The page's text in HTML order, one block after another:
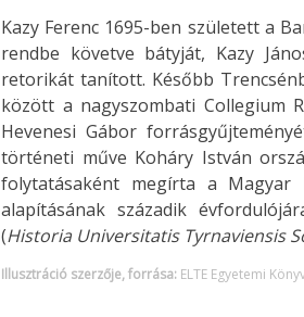
Kazy Ferenc 1695-ben született a
rendbe követve bátyját, Kazy
retorikát tanított. Később
között a nagyszombati Collegium
Hevenesi Gábor
történeti műve Koháry István
folytatásaként megírta a Magyar
alapításának századik
(Historia Universitatis Tyrnaviensis
Illusztráció szerzője, forrása: ELTE Egyetemi